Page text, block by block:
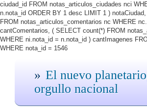
ciudad_id FROM notas_articulos_ciudades nci
n.nota_id ORDER BY 1 desc LIMIT 1 )
FROM notas_articulos_comentarios nc WHERE
cantComentarios, ( SELECT count(*) FROM
WHERE ni.nota_id = n.nota_id ) cantImagenes
WHERE nota_id = 1546
El nuevo
orgullo nacional